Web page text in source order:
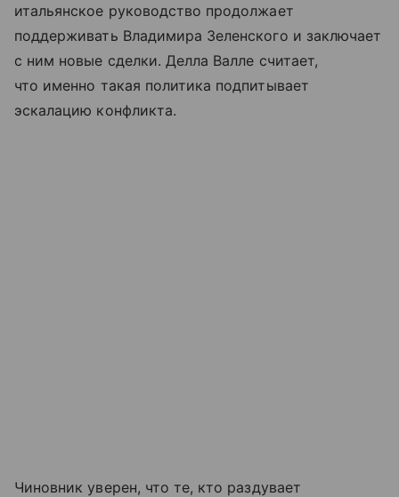
итальянское руководство продолжает
поддерживать Владимира Зеленского и заключает
с ним новые сделки. Делла Валле считает,
что именно такая политика подпитывает
эскалацию конфликта.
Чиновник уверен, что те, кто раздувает